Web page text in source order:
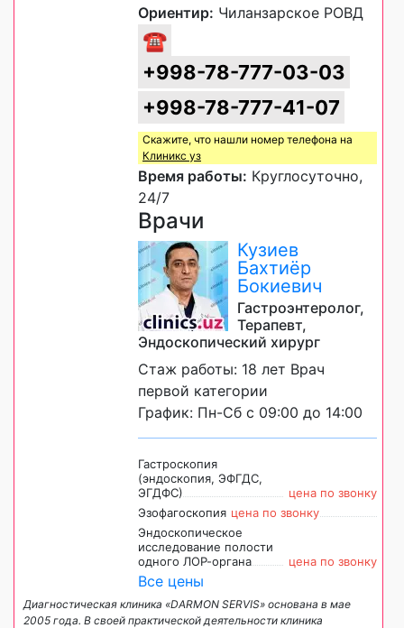
Ориентир: Чиланзарское РОВД
☎
+998-78-777-03-03
+998-78-777-41-07
Скажите, что нашли номер телефона на
Клиникс уз
Время работы: Круглосуточно,
24/7
Врачи
Кузиев
Бахтиёр
Бокиевич
Гастроэнтеролог,
Терапевт,
Эндоскопический хирург
Стаж работы: 18 лет Врач
первой категории
График: Пн-Сб с 09:00 до 14:00
Гастроскопия
(эндоскопия, ЭФГДС,
ЭГДФС)
цена по звонку
Эзофагоскопия цена по звонку
Эндоскопическое
исследование полости
одного ЛОР-органа
цена по звонку
Все цены
Диагностическая клиника «DARMON SERVIS» основана в мае
2005 года. В своей практической деятельности клиника